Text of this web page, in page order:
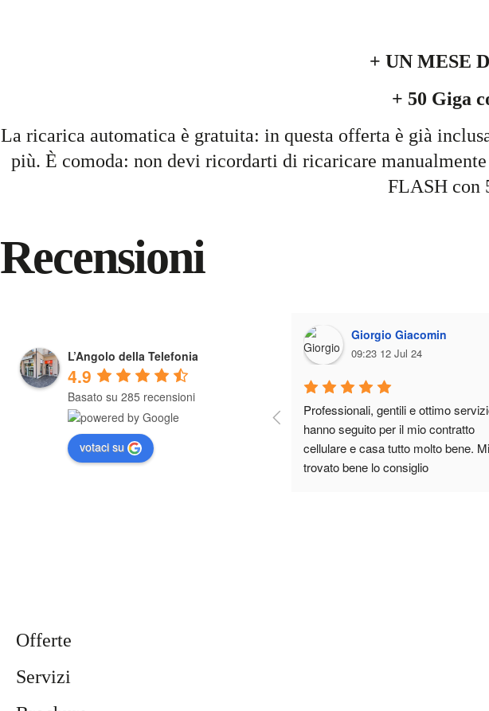
+ UN MESE
+ 50 Giga
La ricarica automatica è gratuita: in questa offerta è già
più. È comoda: non devi ricordarti di ricaricare
FLASH con
Recensioni
L’Angolo della Telefonia
4.9
Basato su 285 recensioni
votaci su
Giorgio Giacomin
09:23 12 Jul 24
Professionali, gentili e ottimo
hanno seguito per il mio contratto
cellulare e casa tutto molto bene.
trovato bene lo consiglio
Offerte
Servizi